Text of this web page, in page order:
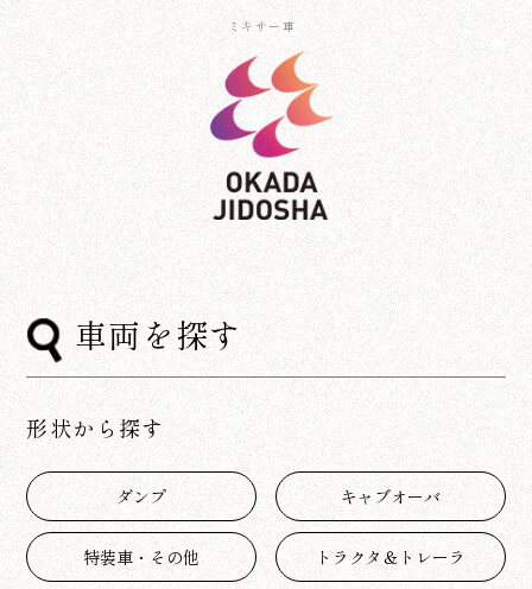
ミキサー車
車両を探す
形状から探す
ダンプ キャブオーバ
特装車・その他 トラクタ＆トレーラ